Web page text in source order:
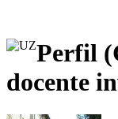
Perfil
docente